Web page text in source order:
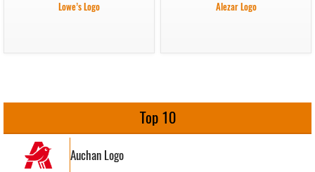
Lowe’s Logo Alezar Logo
Top 10
Auchan Logo